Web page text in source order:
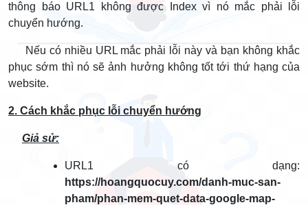
thông báo URL1 không được Index vì nó mắc phải lỗi
chuyển hướng.
Nếu có nhiều URL mắc phải lỗi này và bạn không khắc
phục sớm thì nó sẽ ảnh hưởng không tốt tới thứ hạng của
website.
2. Cách khắc phục lỗi chuyển hướng
Giả sử:
URL1 có dạng:
https://hoangquocuy.com/danh-muc-san-
pham/phan-mem-quet-data-google-map-